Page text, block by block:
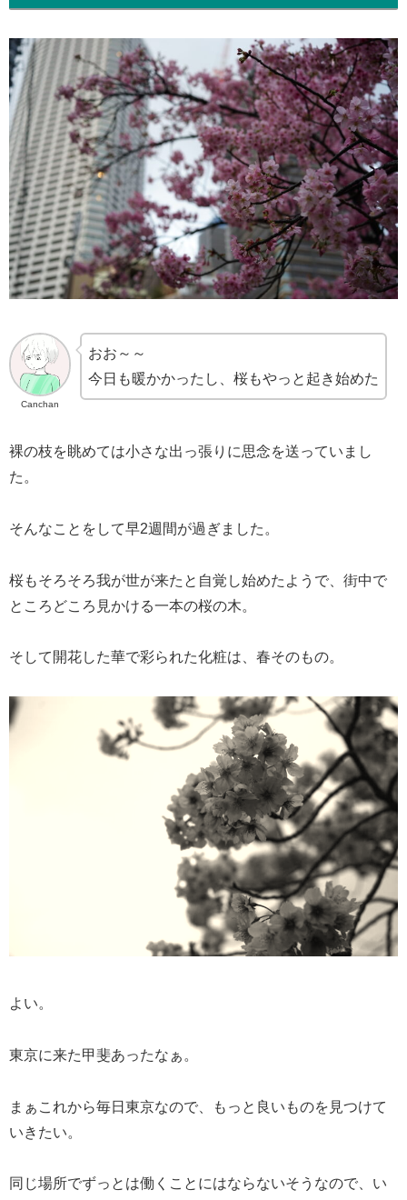
Canchan
おお～～
今日も暖かかったし、桜もやっと起き始めた
裸の枝を眺めては小さな出っ張りに思念を送っていまし
た。
そんなことをして早2週間が過ぎました。
桜もそろそろ我が世が来たと自覚し始めたようで、街中で
ところどころ見かける一本の桜の木。
そして開花した華で彩られた化粧は、春そのもの。
よい。
東京に来た甲斐あったなぁ。
まぁこれから毎日東京なので、もっと良いものを見つけて
いきたい。
同じ場所でずっとは働くことにはならないそうなので、い